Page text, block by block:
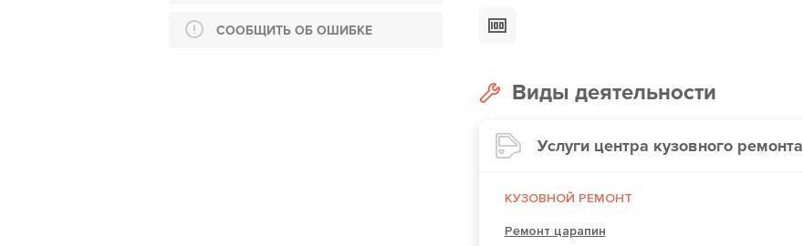
СООБЩИТЬ ОБ ОШИБКЕ
Виды деятельности
Услуги центра кузовного ремонта
КУЗОВНОЙ РЕМОНТ
Ремонт царапин